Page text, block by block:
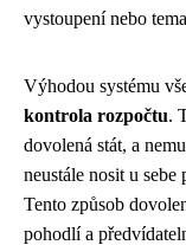
vystoupení nebo
Výhodou systému
kontrola rozpočtu.
dovolená stát, a
neustále nosit u
Tento způsob
pohodlí a